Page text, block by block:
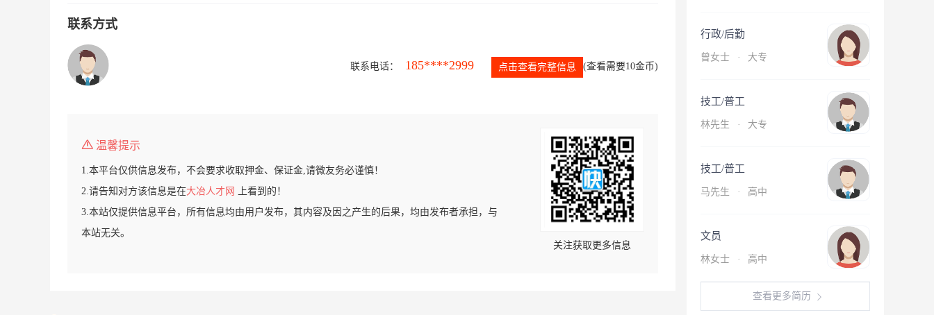
联系方式
联系电话： 185****2999 点击查看完整信息 (查看需要10金币)
温馨提示
1.本平台仅供信息发布，不会要求收取押金、保证金,请微友务必谨慎！
2.请告知对方该信息是在大冶人才网
上看到的！
3.本站仅提供信息平台，所有信息均由用户发布，其内容及因之产生的后果，均由发布者承担，与
本站无关。
关注获取更多信息
行政/后勤
曾女士 · 大专
技工/普工
林先生 · 大专
技工/普工
马先生 · 高中
文员
林女士 · 高中
查看更多简历